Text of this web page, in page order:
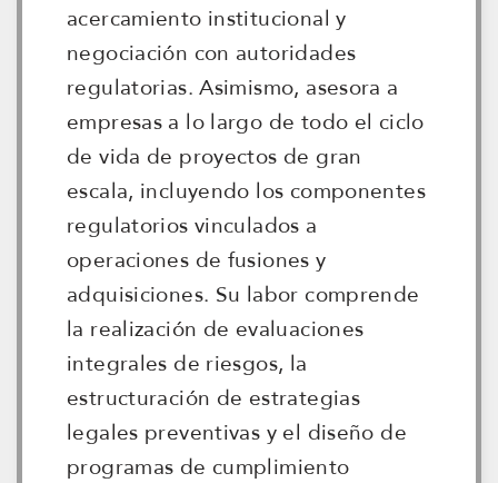
acercamiento institucional y
negociación con autoridades
regulatorias. Asimismo, asesora a
empresas a lo largo de todo el ciclo
de vida de proyectos de gran
escala, incluyendo los componentes
regulatorios vinculados a
operaciones de fusiones y
adquisiciones. Su labor comprende
la realización de evaluaciones
integrales de riesgos, la
estructuración de estrategias
legales preventivas y el diseño de
programas de cumplimiento